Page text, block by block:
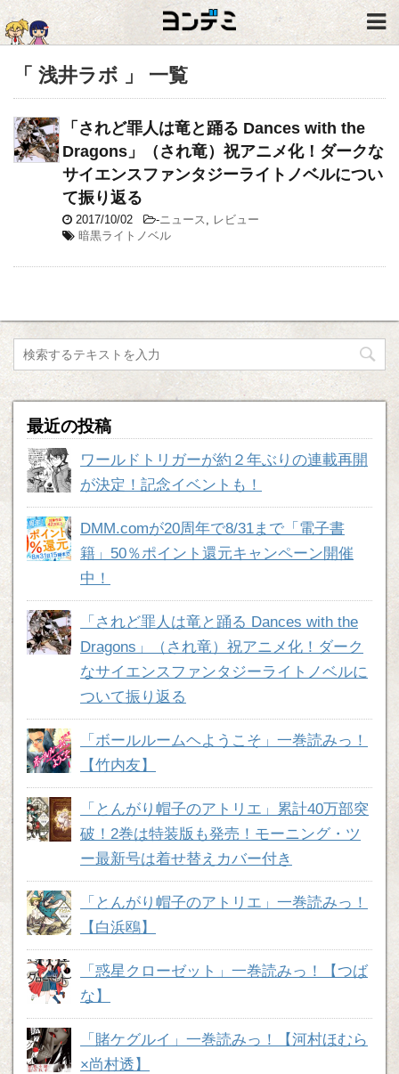
「 浅井ラボ 」 一覧
「されど罪人は竜と踊る Dances with the
Dragons」（され竜）祝アニメ化！ダークな
サイエンスファンタジーライトノベルについ
て振り返る
2017/10/02 -ニュース , レビュー
暗黒ライトノベル
最近の投稿
ワールドトリガーが約２年ぶりの連載再開
が決定！記念イベントも！
DMM.comが20周年で8/31まで「電子書
籍」50％ポイント還元キャンペーン開催
中！
「されど罪人は竜と踊る Dances with the
Dragons」（され竜）祝アニメ化！ダーク
なサイエンスファンタジーライトノベルに
ついて振り返る
「ボールルームヘようこそ」一巻読みっ！
【竹内友】
「とんがり帽子のアトリエ」累計40万部突
破！2巻は特装版も発売！モーニング・ツ
ー最新号は着せ替えカバー付き
「とんがり帽子のアトリエ」一巻読みっ！
【白浜鴎】
「惑星クローゼット」一巻読みっ！【つば
な】
「賭ケグルイ」一巻読みっ！【河村ほむら
×尚村透】